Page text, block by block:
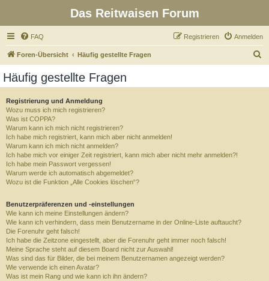
Das Reitwaisen Forum
FAQ Anmelden
Registrieren
Foren-Übersicht Häufig gestellte Fragen
Häufig gestellte Fragen
Registrierung und Anmeldung
Wozu muss ich mich registrieren?
Was ist COPPA?
Warum kann ich mich nicht registrieren?
Ich habe mich registriert, kann mich aber nicht anmelden!
Warum kann ich mich nicht anmelden?
Ich habe mich vor einiger Zeit registriert, kann mich aber nicht mehr anmelden?!
Ich habe mein Passwort vergessen!
Warum werde ich automatisch abgemeldet?
Wozu ist die Funktion „Alle Cookies löschen“?
Benutzerpräferenzen und -einstellungen
Wie kann ich meine Einstellungen ändern?
Wie kann ich verhindern, dass mein Benutzername in der Online-Liste auftaucht?
Die Forenuhr geht falsch!
Ich habe die Zeitzone eingestellt, aber die Forenuhr geht immer noch falsch!
Meine Sprache steht auf diesem Board nicht zur Auswahl!
Was sind das für Bilder, die bei meinem Benutzernamen angezeigt werden?
Wie verwende ich einen Avatar?
Was ist mein Rang und wie kann ich ihn ändern?